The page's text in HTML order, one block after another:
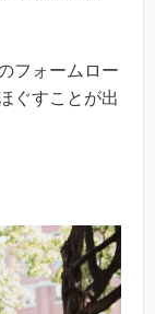
フォームロー
ぐすことが出